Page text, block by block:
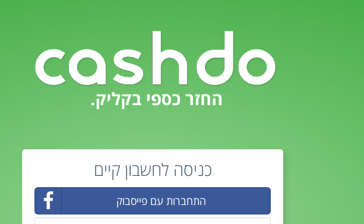
כניסה לחשבון קיים
התחברות עם פייסבוק